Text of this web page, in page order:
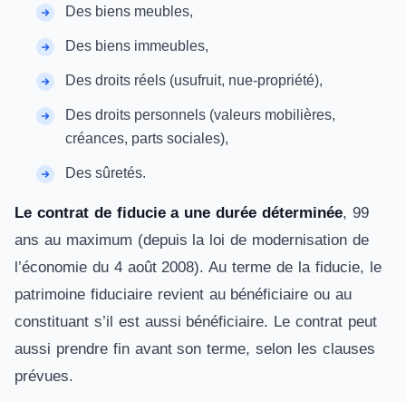
Des biens meubles,
Des biens immeubles,
Des droits réels (usufruit, nue-propriété),
Des droits personnels (valeurs mobilières,
créances, parts sociales),
Des sûretés.
Le contrat de fiducie a une durée déterminée, 99
ans au maximum (depuis la loi de modernisation de
l’économie du 4 août 2008). Au terme de la fiducie, le
patrimoine fiduciaire revient au bénéficiaire ou au
constituant s’il est aussi bénéficiaire. Le contrat peut
aussi prendre fin avant son terme, selon les clauses
prévues.